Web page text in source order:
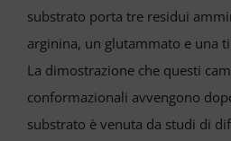
substrato porta tre residui
arginina, un glutammato e una
La dimostrazione che questi
conformazionali avvengono
substrato è venuta da studi di